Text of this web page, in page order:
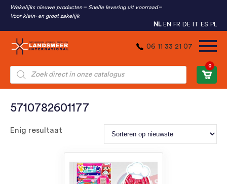
Wekelijks nieuwe producten
Snelle levering uit voorraad
Voor klein- en groot zakelijk
NL EN FR DE IT ES PL
06 11 33 21 07
Producten
zoeken
0
5710782601177
Enig resultaat